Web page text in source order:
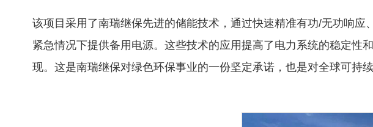
该项目采用了南瑞继保先进的储能技术，通过快速精准有功/无功响
紧急情况下提供备用电源。这些技术的应用提高了电力系统的稳定性
现。这是南瑞继保对绿色环保事业的一份坚定承诺，也是对全球可持续